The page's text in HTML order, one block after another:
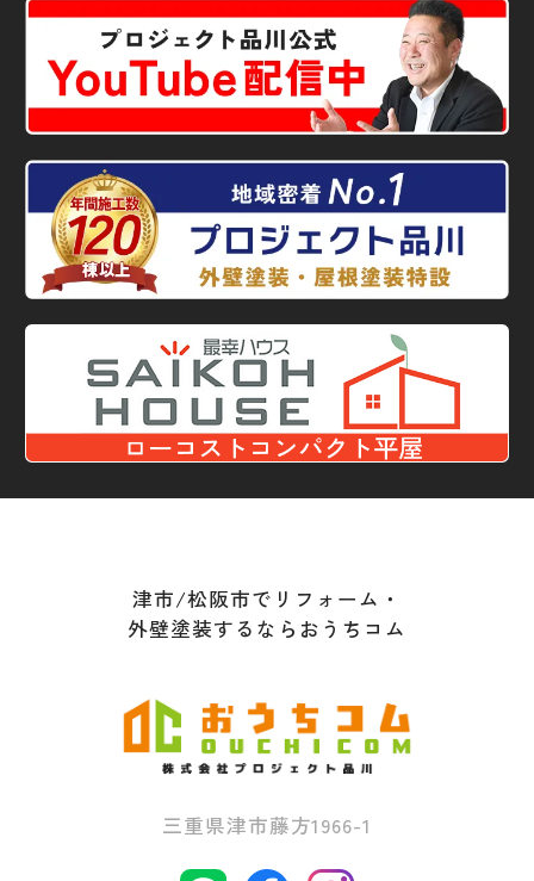
津市/松阪市でリフォーム・
外壁塗装するならおうちコム
三重県津市藤方1966-1